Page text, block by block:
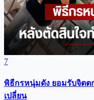
7
พิธีกรหนุ่มดัง ยอมรับจิตต
เปลี่ยน